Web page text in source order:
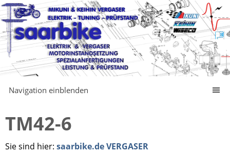
Navigation einblenden
TM42-6
Sie sind hier: saarbike.de VERGASER